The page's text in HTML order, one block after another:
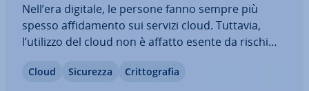
Nell’era digitale, le persone fanno sempre più
spesso af­fi­da­men­to sui servizi cloud. Tuttavia,
l’utilizzo del cloud non è affatto esente da rischi
cloud delle grandi aziende devono essere protetti
Cloud Sicurezza Crit­to­gra­fia